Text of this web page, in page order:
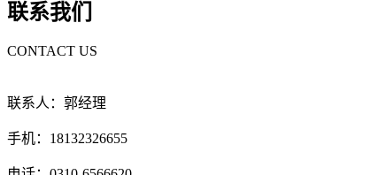
联系我们
CONTACT US
联系人：郭经理
手机：18132326655